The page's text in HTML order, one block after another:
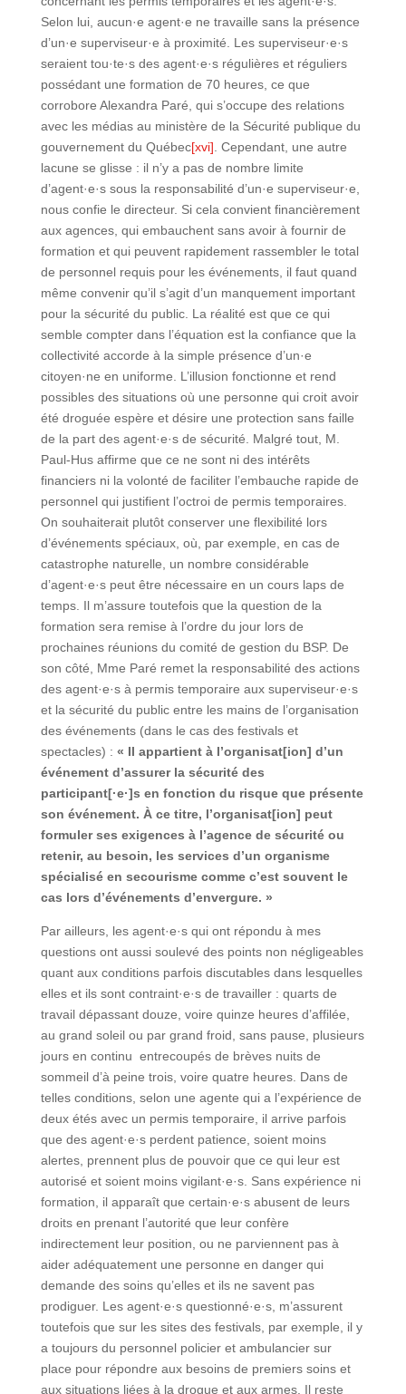
Selon lui, aucun·e agent·e ne travaille sans la présence
d’un·e superviseur·e à proximité. Les superviseur·e·s
seraient tou·te·s des agent·e·s régulières et réguliers
possédant une formation de 70 heures, ce que
corrobore Alexandra Paré, qui s’occupe des relations
avec les médias au ministère de la Sécurité publique du
gouvernement du Québec[xvi] . Cependant, une autre
lacune se glisse : il n’y a pas de nombre limite
d’agent·e·s sous la responsabilité d’un·e superviseur·e,
nous confie le directeur. Si cela convient financièrement
aux agences, qui embauchent sans avoir à fournir de
formation et qui peuvent rapidement rassembler le total
de personnel requis pour les événements, il faut quand
même convenir qu’il s’agit d’un manquement important
pour la sécurité du public. La réalité est que ce qui
semble compter dans l’équation est la confiance que la
collectivité accorde à la simple présence d’un·e
citoyen·ne en uniforme. L’illusion fonctionne et rend
possibles des situations où une personne qui croit avoir
été droguée espère et désire une protection sans faille
de la part des agent·e·s de sécurité. Malgré tout, M.
Paul-Hus affirme que ce ne sont ni des intérêts
financiers ni la volonté de faciliter l’embauche rapide de
personnel qui justifient l’octroi de permis temporaires.
On souhaiterait plutôt conserver une flexibilité lors
d’événements spéciaux, où, par exemple, en cas de
catastrophe naturelle, un nombre considérable
d’agent·e·s peut être nécessaire en un cours laps de
temps. Il m’assure toutefois que la question de la
formation sera remise à l’ordre du jour lors de
prochaines réunions du comité de gestion du BSP. De
son côté, Mme Paré remet la responsabilité des actions
des agent·e·s à permis temporaire aux superviseur·e·s
et la sécurité du public entre les mains de l’organisation
des événements (dans le cas des festivals et
spectacles) : « Il appartient à l’organisat[ion] d’un
événement d’assurer la sécurité des
participant[·e·]s en fonction du risque que présente
son événement. À ce titre, l’organisat[ion] peut
formuler ses exigences à l’agence de sécurité ou
retenir, au besoin, les services d’un organisme
spécialisé en secourisme comme c’est souvent le
cas lors d’événements d’envergure. »
Par ailleurs, les agent·e·s qui ont répondu à mes
questions ont aussi soulevé des points non négligeables
quant aux conditions parfois discutables dans lesquelles
elles et ils sont contraint·e·s de travailler : quarts de
travail dépassant douze, voire quinze heures d’affilée,
au grand soleil ou par grand froid, sans pause, plusieurs
jours en continu entrecoupés de brèves nuits de
sommeil d’à peine trois, voire quatre heures. Dans de
telles conditions, selon une agente qui a l’expérience de
deux étés avec un permis temporaire, il arrive parfois
que des agent·e·s perdent patience, soient moins
alertes, prennent plus de pouvoir que ce qui leur est
autorisé et soient moins vigilant·e·s. Sans expérience ni
formation, il apparaît que certain·e·s abusent de leurs
droits en prenant l’autorité que leur confère
indirectement leur position, ou ne parviennent pas à
aider adéquatement une personne en danger qui
demande des soins qu’elles et ils ne savent pas
prodiguer. Les agent·e·s questionné·e·s, m’assurent
toutefois que sur les sites des festivals, par exemple, il y
a toujours du personnel policier et ambulancier sur
place pour répondre aux besoins de premiers soins et
aux situations liées à la drogue et aux armes. Il reste